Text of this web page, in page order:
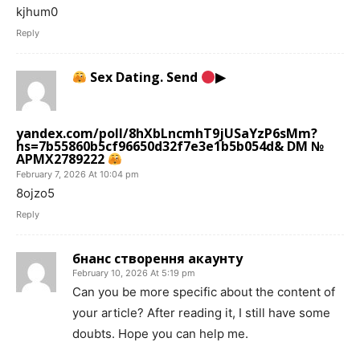
kjhum0
Reply
Sex Dating. Send ▶
yandex.com/poll/8hXbLncmhT9jUSaYzP6sMm?
hs=7b55860b5cf96650d32f7e3e1b5b054d& DM №
APMX2789222
February 7, 2026 At 10:04 pm
8ojzo5
Reply
бнанс створення акаунту
February 10, 2026 At 5:19 pm
Can you be more specific about the content of
your article? After reading it, I still have some
doubts. Hope you can help me.